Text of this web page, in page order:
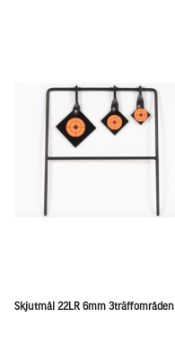
Skjutmål 22LR 6mm 3träffområden